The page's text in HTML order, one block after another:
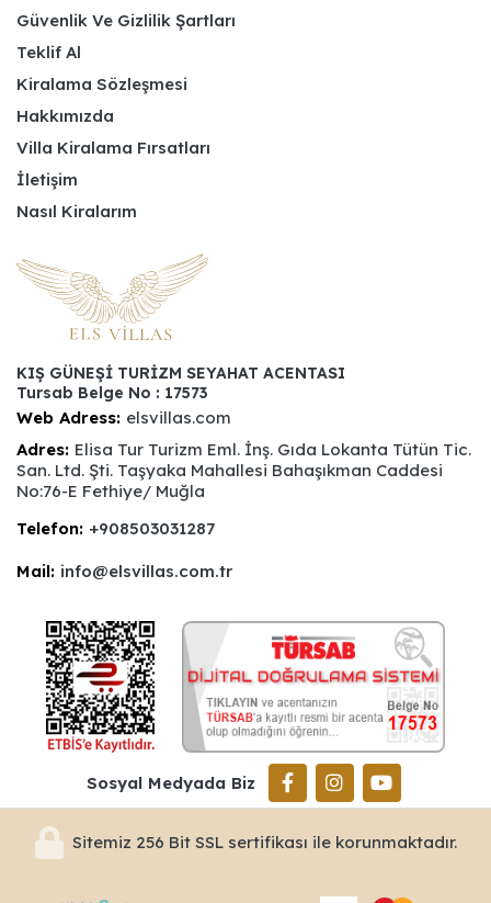
Güvenlik Ve Gizlilik Şartları
Teklif Al
Kiralama Sözleşmesi
Hakkımızda
Villa Kiralama Fırsatları
İletişim
Nasıl Kiralarım
KIŞ GÜNEŞİ TURİZM SEYAHAT ACENTASI
Tursab Belge No : 17573
Web Adress: elsvillas.com
Adres: Elisa Tur Turizm Eml. İnş. Gıda Lokanta Tütün Tic.
San. Ltd. Şti. Taşyaka Mahallesi Bahaşıkman Caddesi
No:76-E Fethiye/ Muğla
Telefon: +908503031287
Mail: info@elsvillas.com.tr
Sosyal Medyada Biz
Sitemiz 256 Bit SSL sertifikası ile korunmaktadır.